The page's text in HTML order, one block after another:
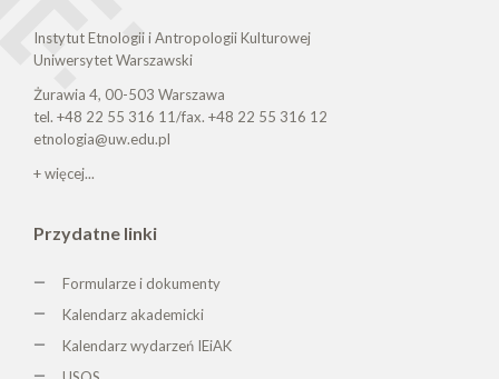
Instytut Etnologii i Antropologii Kulturowej
Uniwersytet Warszawski
Żurawia 4, 00-503 Warszawa
tel. +48 22 55 316 11/fax. +48 22 55 316 12
etnologia@uw.edu.pl
+ więcej...
Przydatne linki
Formularze i dokumenty
Kalendarz akademicki
Kalendarz wydarzeń IEiAK